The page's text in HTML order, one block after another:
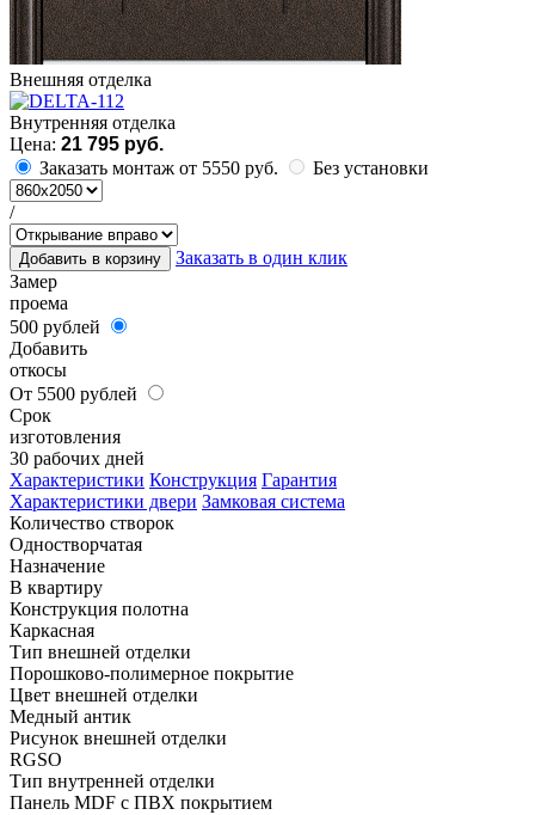
Внешняя отделка
Внутренняя отделка
Цена: 21 795 руб.
Заказать монтаж от 5550 руб.
Без установки
/
Добавить в корзину
Заказать в один клик
Замер
проема
500 рублей
Добавить
откосы
От 5500 рублей
Срок
изготовления
30 рабочих дней
Характеристики Конструкция Гарантия
Характеристики двери Замковая система
Количество створок
Одностворчатая
Назначение
В квартиру
Конструкция полотна
Каркасная
Тип внешней отделки
Порошково-полимерное покрытие
Цвет внешней отделки
Медный антик
Рисунок внешней отделки
RGSO
Тип внутренней отделки
Панель MDF с ПВХ покрытием